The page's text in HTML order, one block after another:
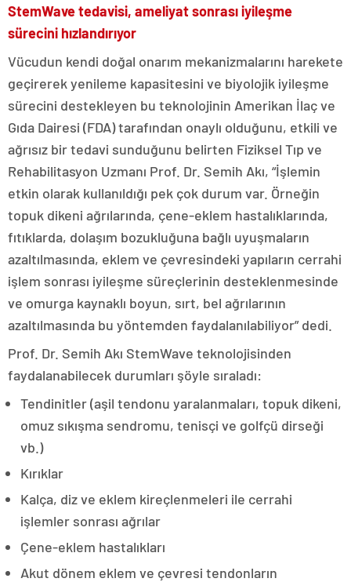
StemWave tedavisi, ameliyat sonrası iyileşme
sürecini hızlandırıyor
Vücudun kendi doğal onarım mekanizmalarını harekete
geçirerek yenileme kapasitesini ve biyolojik iyileşme
sürecini destekleyen bu teknolojinin Amerikan İlaç ve
Gıda Dairesi (FDA) tarafından onaylı olduğunu, etkili ve
ağrısız bir tedavi sunduğunu belirten Fiziksel Tıp ve
Rehabilitasyon Uzmanı Prof. Dr. Semih Akı, “İşlemin
etkin olarak kullanıldığı pek çok durum var. Örneğin
topuk dikeni ağrılarında, çene-eklem hastalıklarında,
fıtıklarda, dolaşım bozukluğuna bağlı uyuşmaların
azaltılmasında, eklem ve çevresindeki yapıların cerrahi
işlem sonrası iyileşme süreçlerinin desteklenmesinde
ve omurga kaynaklı boyun, sırt, bel ağrılarının
azaltılmasında bu yöntemden faydalanılabiliyor” dedi.
Prof. Dr. Semih Akı StemWave teknolojisinden
faydalanabilecek durumları şöyle sıraladı:
Tendinitler (aşil tendonu yaralanmaları, topuk dikeni,
omuz sıkışma sendromu, tenisçi ve golfçü dirseği
vb.)
Kırıklar
Kalça, diz ve eklem kireçlenmeleri ile cerrahi
işlemler sonrası ağrılar
Çene-eklem hastalıkları
Akut dönem eklem ve çevresi tendonların